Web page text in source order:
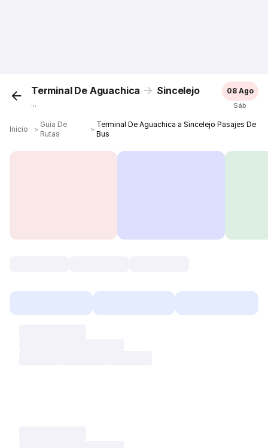
Terminal De Aguachica Sincelejo
...
08 Ago
Sáb
Inicio ＞
Guía De
Rutas
＞
Terminal De Aguachica a Sincelejo Pasajes De
Bus